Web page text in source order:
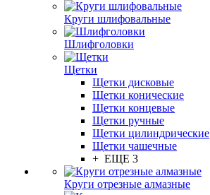
Круги шлифовальные
Шлифголовки
Щетки
Щетки дисковые
Щетки конические
Щетки концевые
Щетки ручные
Щетки цилиндрические
Щетки чашечные
+ ЕЩЕ 3
Круги отрезные алмазные